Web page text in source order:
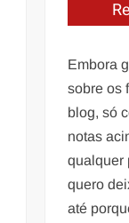
Embora
sobre os
blog, só
notas
qualquer
quero
até